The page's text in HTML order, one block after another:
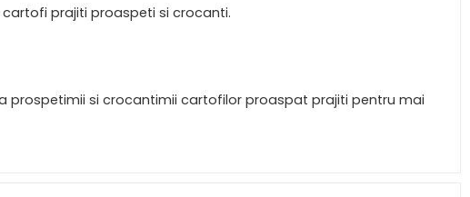
prajiti proaspeti si crocanti.
prospetimii si crocantimii cartofilor proaspat prajiti pentru mai